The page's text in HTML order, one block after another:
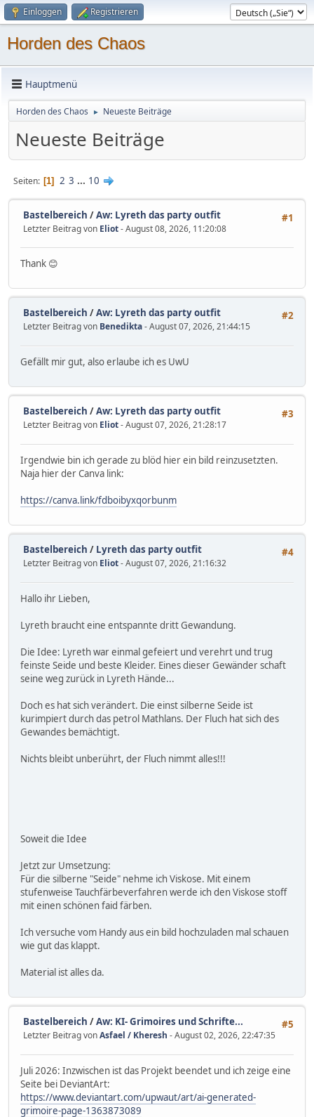
Einloggen Registrieren
Horden des Chaos
Hauptmenü
Horden des Chaos ► Neueste Beiträge
Neueste Beiträge
Seiten 1 2 3 ... 10
#1
Bastelbereich /Aw: Lyreth das party outfit
Letzter Beitrag von Eliot- August 08, 2026, 11:20:08
Thank 😊
#2
Bastelbereich /Aw: Lyreth das party outfit
Letzter Beitrag von Benedikta- August 07, 2026, 21:44:15
Gefällt mir gut, also erlaube ich es UwU
#3
Bastelbereich /Aw: Lyreth das party outfit
Letzter Beitrag von Eliot- August 07, 2026, 21:28:17
Irgendwie bin ich gerade zu blöd hier ein bild reinzusetzten.
Naja hier der Canva link:
https://canva.link/fdboibyxqorbunm
#4
Bastelbereich / Lyreth das party outfit
Letzter Beitrag von Eliot- August 07, 2026, 21:16:32
Hallo ihr Lieben,
Lyreth braucht eine entspannte dritt Gewandung.
Die Idee: Lyreth war einmal gefeiert und verehrt und trug
feinste Seide und beste Kleider. Eines dieser Gewänder schaft
seine weg zurück in Lyreth Hände...
Doch es hat sich verändert. Die einst silberne Seide ist
kurimpiert durch das petrol Mathlans. Der Fluch hat sich des
Gewandes bemächtigt.
Nichts bleibt unberührt, der Fluch nimmt alles!!!
Soweit die Idee
Jetzt zur Umsetzung:
Für die silberne "Seide" nehme ich Viskose. Mit einem
stufenweise Tauchfärbeverfahren werde ich den Viskose stoff
mit einen schönen faid färben.
Ich versuche vom Handy aus ein bild hochzuladen mal schauen
wie gut das klappt.
Material ist alles da.
#5
Bastelbereich /Aw: KI- Grimoires und Schrifte...
Letzter Beitrag vonAsfael / Kheresh - August 02, 2026, 22:47:35
Juli 2026: Inzwischen ist das Projekt beendet und ich zeige eine
Seite bei DeviantArt:
https://www.deviantart.com/upwaut/art/ai-generated-
grimoire-page-1363873089